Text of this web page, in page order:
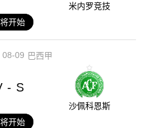
米内罗竞技
开始
08-09 巴西甲
- S
沙佩科恩斯
开始